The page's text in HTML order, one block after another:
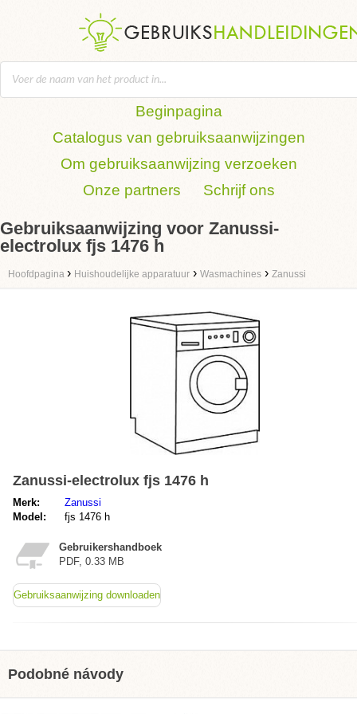
Beginpagina
Catalogus van gebruiksaanwijzingen
Om gebruiksaanwijzing verzoeken
Onze partners
Schrijf ons
Gebruiksaanwijzing voor Zanussi-
electrolux fjs 1476 h
Hoofdpagina › Huishoudelijke apparatuur › Wasmachines › Zanussi
Zanussi-electrolux fjs 1476 h
Merk:
Zanussi
Model:
fjs 1476 h
Gebruikershandboek
PDF, 0.33 MB
Gebruiksaanwijzing downloaden
Podobné návody